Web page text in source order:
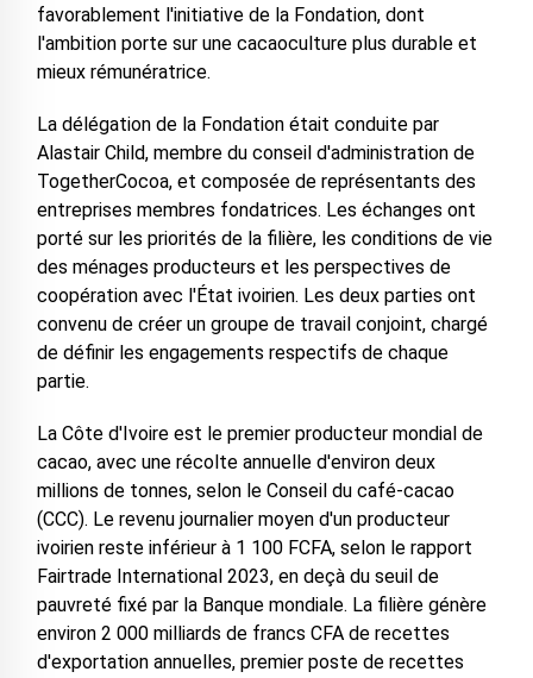
favorablement l'initiative de la Fondation, dont
l'ambition porte sur une cacaoculture plus durable et
mieux rémunératrice.
La délégation de la Fondation était conduite par
Alastair Child, membre du conseil d'administration de
TogetherCocoa, et composée de représentants des
entreprises membres fondatrices. Les échanges ont
porté sur les priorités de la filière, les conditions de vie
des ménages producteurs et les perspectives de
coopération avec l'État ivoirien. Les deux parties ont
convenu de créer un groupe de travail conjoint, chargé
de définir les engagements respectifs de chaque
partie.
La Côte d'Ivoire est le premier producteur mondial de
cacao, avec une récolte annuelle d'environ deux
millions de tonnes, selon le Conseil du café-cacao
(CCC). Le revenu journalier moyen d'un producteur
ivoirien reste inférieur à 1 100 FCFA, selon le rapport
Fairtrade International 2023, en deçà du seuil de
pauvreté fixé par la Banque mondiale. La filière génère
environ 2 000 milliards de francs CFA de recettes
d'exportation annuelles, premier poste de recettes